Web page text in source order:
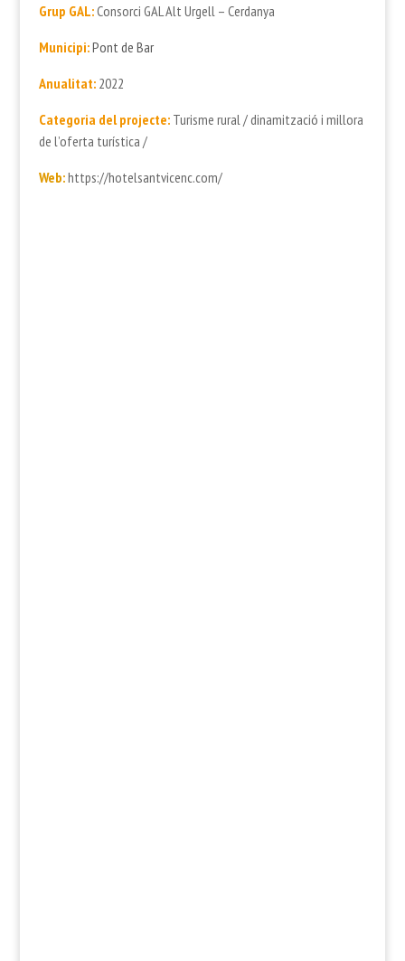
Grup GAL:Consorci GAL Alt Urgell – Cerdanya
Municipi:Pont de Bar
Anualitat:2022
Categoria del projecte: Turisme rural / dinamització i millora
de l’oferta turística /
Web:https://hotelsantvicenc.com/